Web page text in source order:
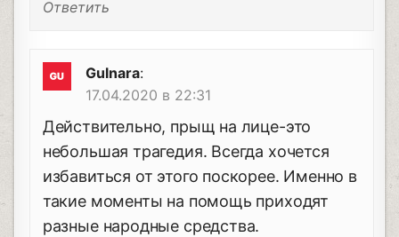
Ответить
Gulnara:
17.04.2020 в 22:31
Действительно, прыщ на лице-это
небольшая трагедия. Всегда хочется
избавиться от этого поскорее. Именно в
такие моменты на помощь приходят
разные народные средства.